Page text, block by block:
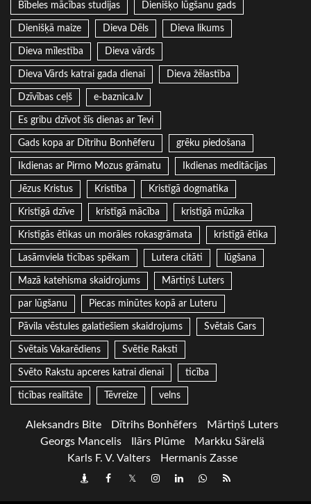
Bībeles mācības studijas Dienišķo lūgšanu gads
Dienišķā maize Dieva Dēls Dieva likums
Dieva mīlestība Dieva vārds
Dieva Vārds katrai gada dienai Dieva žēlastība
Dzīvības ceļš e-baznica.lv
Es gribu dzīvot šīs dienas ar Tevi
Gads kopa ar Dītrihu Bonhēferu grēku piedošana
Ikdienas ar Pirmo Mozus grāmatu Ikdienas meditācijas
Jēzus Kristus Kristība Kristīgā dogmatika
Kristīgā dzīve kristīgā mācība kristīgā mūzika
Kristīgās ētikas un morāles rokasgrāmata kristīgā ētika
Lasāmviela ticības spēkam Lutera citāti lūgšana
Mazā katehisma skaidrojums Mārtiņš Luters
par lūgšanu Piecas minūtes kopā ar Luteru
Pāvila vēstules galatiešiem skaidrojums Svētais Gars
Svētais Vakarēdiens Svētie Raksti
Svēto Rakstu apceres katrai dienai ticība
ticības realitāte Tēvreize velns
Aleksandrs Bite Dītrihs Bonhēfers
Mārtiņš Luters
Georgs Mancelis
Ilārs Plūme
Markku Särelä
Karls F. V. Valters
Hermanis Zasse
DraugiemFacebook
TwitterInstagram
LinkedInwhatsapp
RSS